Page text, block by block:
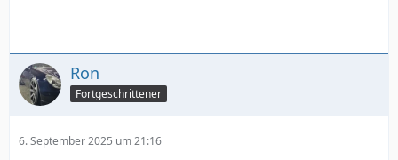
Ron
Fortgeschrittener
6. September 2025 um 21:16